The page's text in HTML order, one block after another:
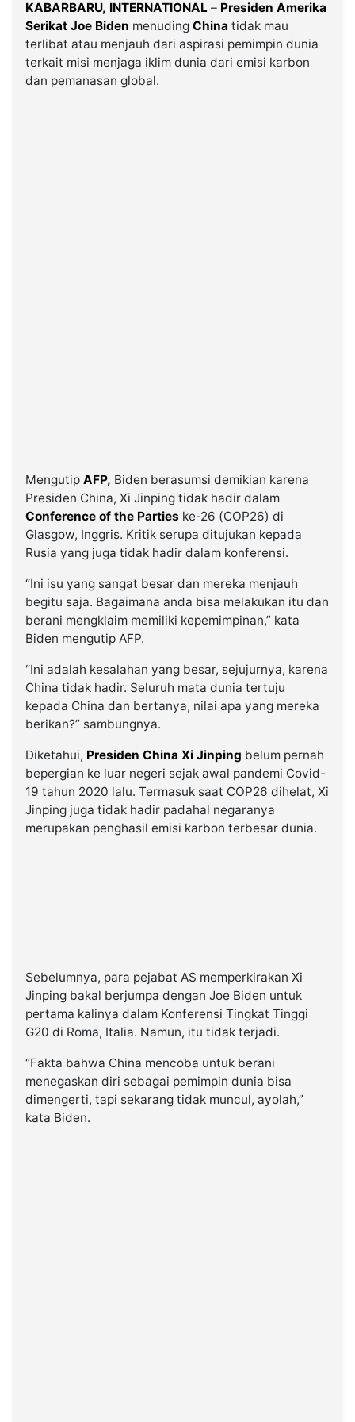
Kabarbaru.co
2026
KABARBARU, INTERNATIONAL – Presiden Amerika
Serikat Joe Biden menuding China tidak mau
terlibat atau menjauh dari aspirasi pemimpin dunia
terkait misi menjaga iklim dunia dari emisi karbon
dan pemanasan global.
Mengutip AFP, Biden berasumsi demikian karena
Presiden China, Xi Jinping tidak hadir dalam
Conference of the Parties ke-26 (COP26) di
Glasgow, Inggris. Kritik serupa ditujukan kepada
Rusia yang juga tidak hadir dalam konferensi.
“Ini isu yang sangat besar dan mereka menjauh
begitu saja. Bagaimana anda bisa melakukan itu dan
berani mengklaim memiliki kepemimpinan,” kata
Biden mengutip AFP.
“Ini adalah kesalahan yang besar, sejujurnya, karena
China tidak hadir. Seluruh mata dunia tertuju
kepada China dan bertanya, nilai apa yang mereka
berikan?” sambungnya.
Diketahui, Presiden China Xi Jinping belum pernah
bepergian ke luar negeri sejak awal pandemi Covid-
19 tahun 2020 lalu. Termasuk saat COP26 dihelat, Xi
Jinping juga tidak hadir padahal negaranya
merupakan penghasil emisi karbon terbesar dunia.
Sebelumnya, para pejabat AS memperkirakan Xi
Jinping bakal berjumpa dengan Joe Biden untuk
pertama kalinya dalam Konferensi Tingkat Tinggi
G20 di Roma, Italia. Namun, itu tidak terjadi.
“Fakta bahwa China mencoba untuk berani
menegaskan diri sebagai pemimpin dunia bisa
dimengerti, tapi sekarang tidak muncul, ayolah,”
kata Biden.